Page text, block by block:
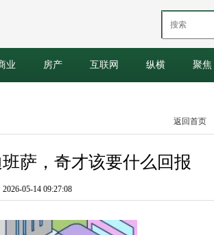
业 房产 互联网 纵横 聚焦
返回首页
萨，奇才该要什么回报
05-14 09:27:08